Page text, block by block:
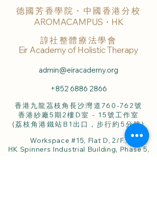
德國芳香學院・中國香港分校
AROMACAMPUS・HK
諄社整體療法學會
Eir Academy of Holistic Therapy
admin@eiracademy.org
+852 6886 2866
香港九龍茘枝角長沙灣道760-762號
香港紗廠5期2樓D室 - 15號工作室
(荔枝角港鐵站B1出口，步行約5分鐘)
Workspace #15, Flat D, 2/F.,
HK Spinners Industrial Building, Phase 5,